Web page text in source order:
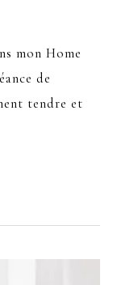
mon Home
de
tendre et